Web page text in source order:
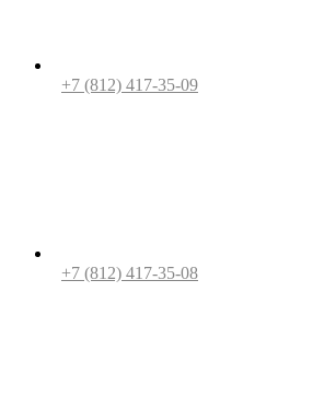
+7 (812) 417-35-09
+7 (812) 417-35-08